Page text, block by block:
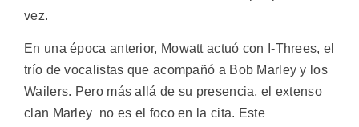
vez.
En una época anterior, Mowatt actuó con I-Threes, el
trío de vocalistas que acompañó a Bob Marley y los
Wailers. Pero más allá de su presencia, el extenso
clan Marley no es el foco en la cita. Este